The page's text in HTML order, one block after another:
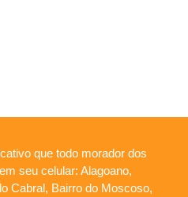
que todo morador dos
seu celular: Alagoano,
Cabral, Bairro do Moscoso,